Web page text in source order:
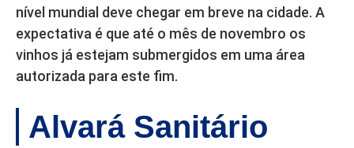
nível mundial deve chegar em breve na cidade. A
expectativa é que até o mês de novembro os
vinhos já estejam submergidos em uma área
autorizada para este fim.
Alvará Sanitário